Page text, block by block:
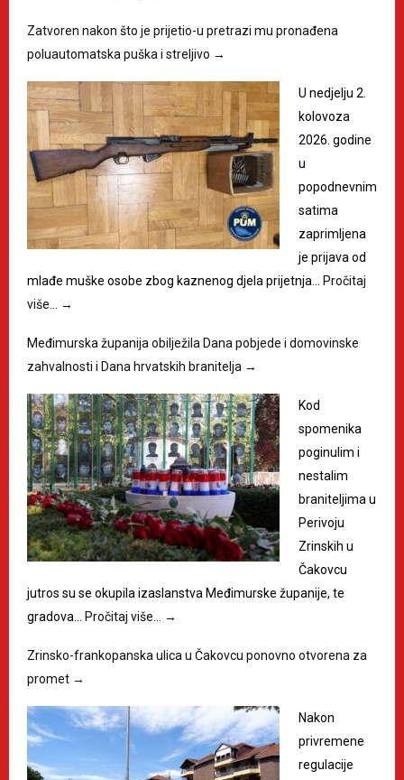
Zatvoren nakon što je prijetio-u pretrazi mu pronađena
poluautomatska puška i streljivo →
U nedjelju 2.
kolovoza
2026. godine
u
popodnevnim
satima
zaprimljena
je prijava od
mlađe muške osobe zbog kaznenog djela prijetnja…
Pročitaj
više…
→
Međimurska županija obilježila Dana pobjede i domovinske
zahvalnosti i Dana hrvatskih branitelja →
Kod
spomenika
poginulim i
nestalim
braniteljima u
Perivoju
Zrinskih u
Čakovcu
jutros su se okupila izaslanstva Međimurske županije, te
gradova…
Pročitaj više… →
Zrinsko-frankopanska ulica u Čakovcu ponovno otvorena za
promet →
Nakon
privremene
regulacije